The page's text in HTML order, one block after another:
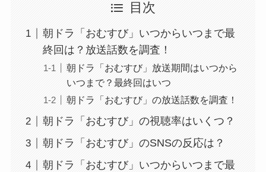
目次
朝ドラ「おむすび」いつからいつまで最
終回は？放送話数を調査！
朝ドラ「おむすび」放送期間はいつから
いつまで？最終回はいつ
朝ドラ「おむすび」の放送話数を調査！
朝ドラ「おむすび」の視聴率はいくつ？
朝ドラ「おむすび」のSNSの反応は？
朝ドラ「おむすび」いつからいつまで最